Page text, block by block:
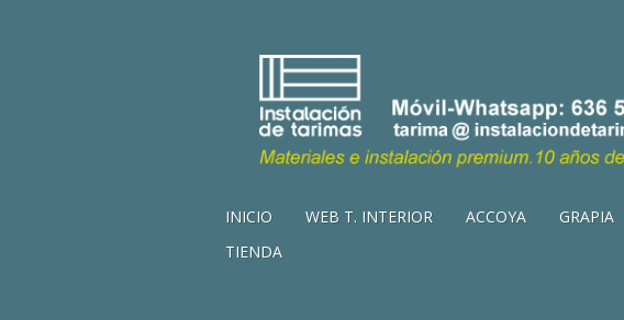
INICIO WEB T. INTERIOR ACCOYA GRAPIA
TIENDA